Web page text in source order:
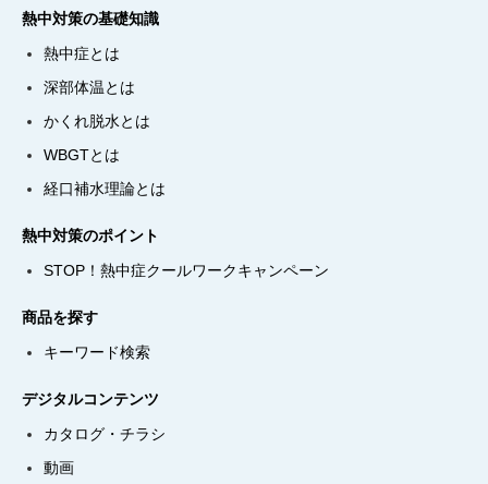
熱中対策の基礎知識
熱中症とは
深部体温とは
かくれ脱水とは
WBGTとは
経口補水理論とは
熱中対策のポイント
STOP！熱中症クールワークキャンペーン
商品を探す
キーワード検索
デジタルコンテンツ
カタログ・チラシ
動画